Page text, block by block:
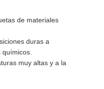
de materiales
duras a
químicos.
muy altas y a la